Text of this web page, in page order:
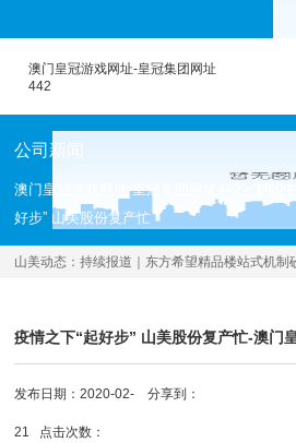
澳门皇冠游戏网址-皇冠集团网址
442
公司新闻
澳门皇冠游戏网址-皇冠集团网址442
好步” 山美股份复产忙
山美动态：持续报道｜东方希望精品楼站式机
疫情之下“起好步” 山美股份复产忙-澳门
分享到：
发布日期：2020-02-
21 点击次数：